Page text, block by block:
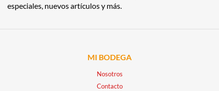
especiales, nuevos artículos y más.
MI BODEGA
Nosotros
Contacto